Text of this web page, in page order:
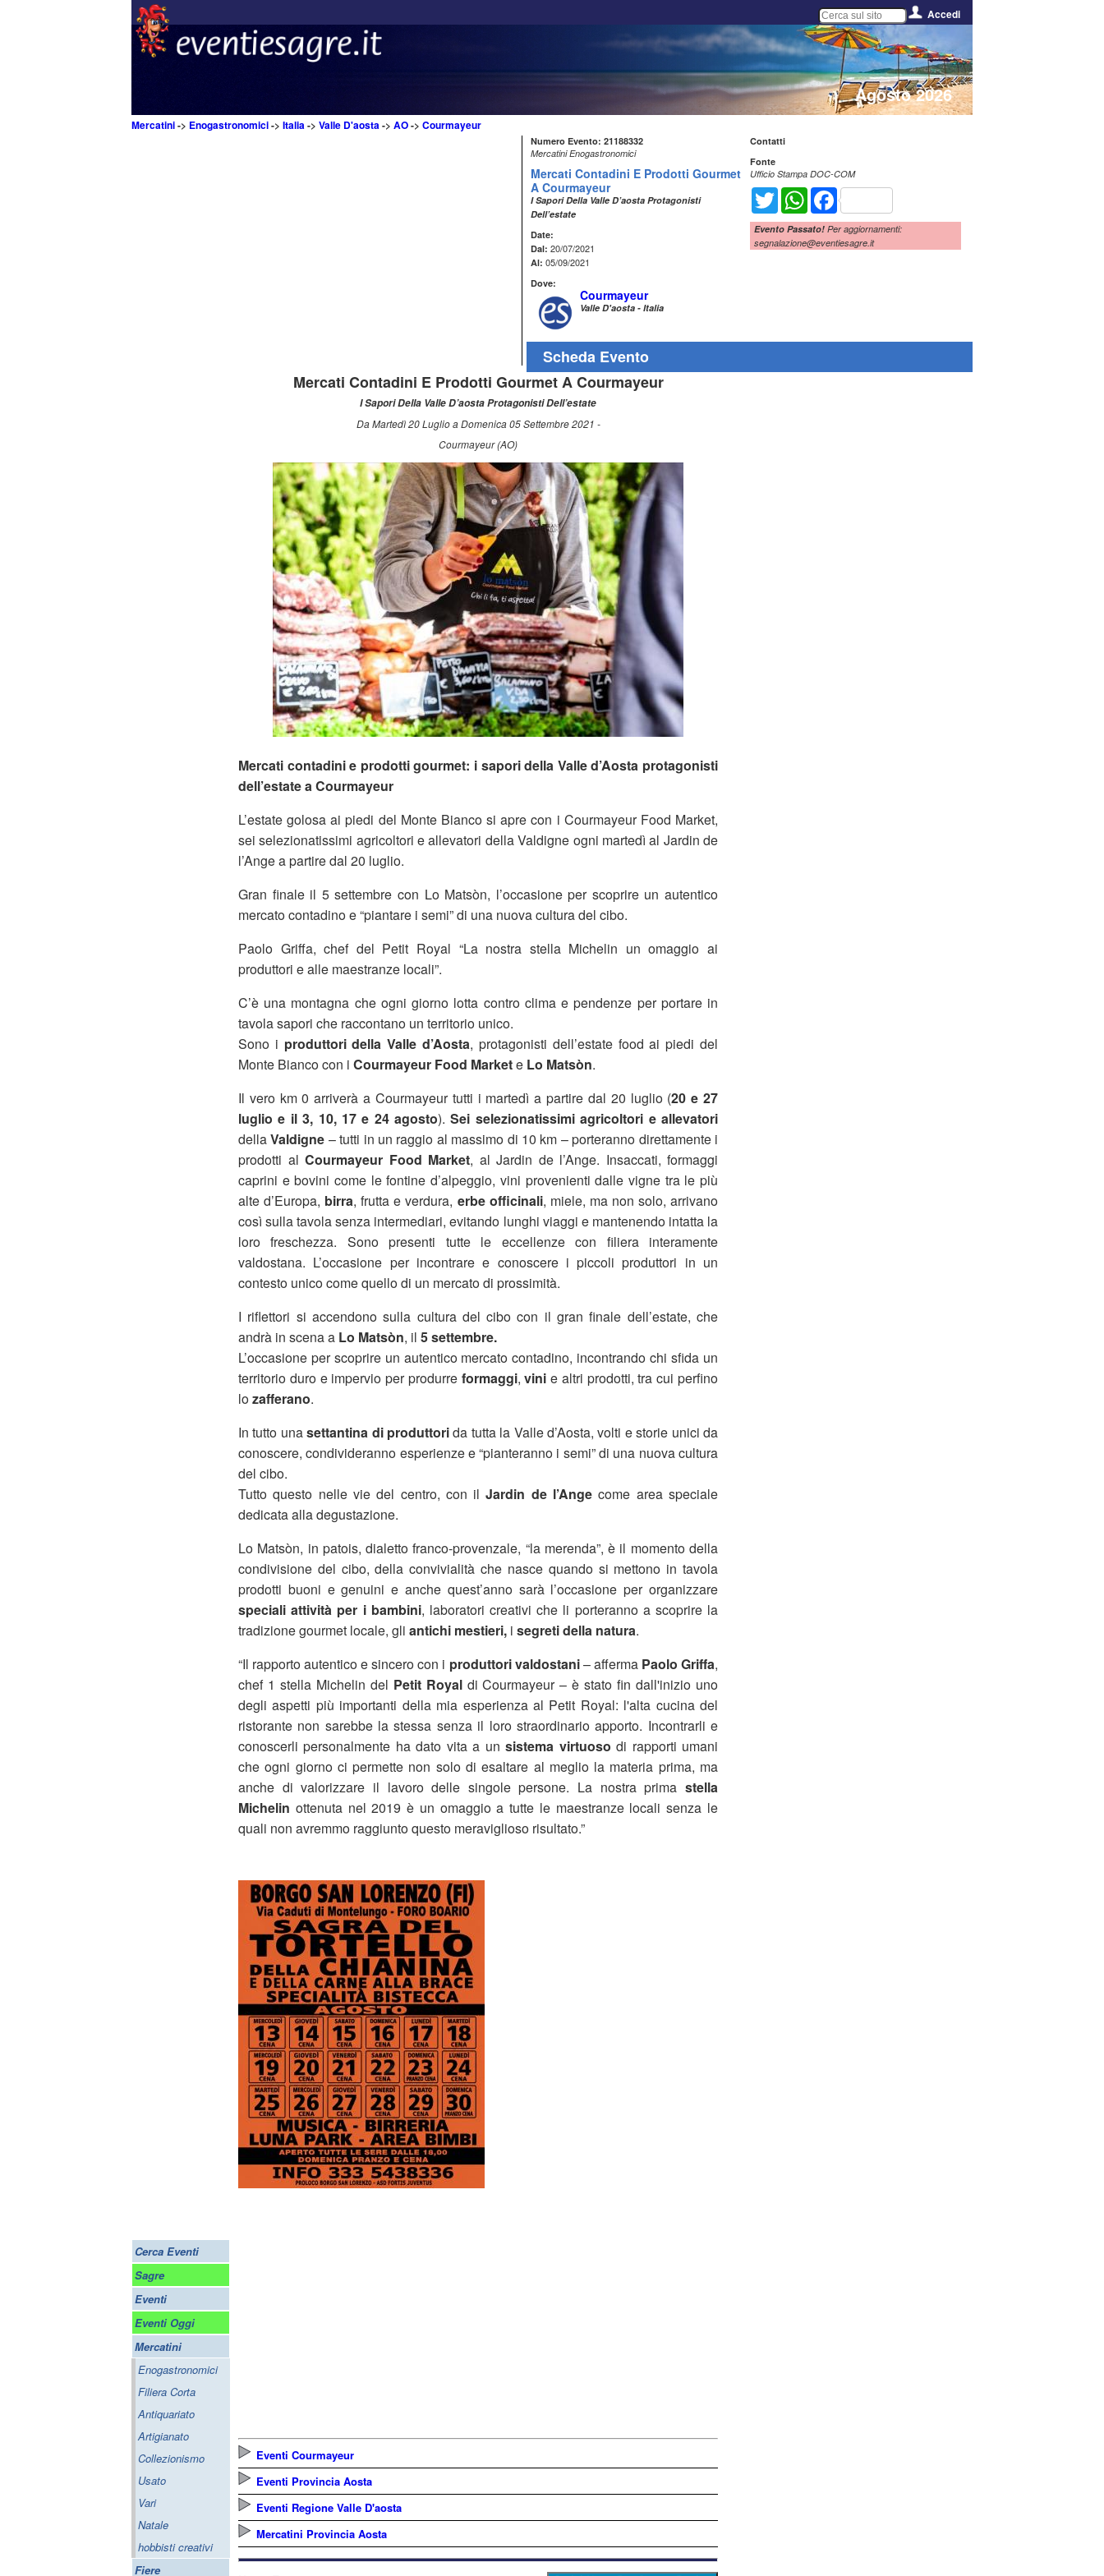
Accedi
Agosto 2026
Mercatini-> Enogastronomici-> Italia-> Valle D'aosta-> AO-> Courmayeur
Cerca Eventi
Sagre
Eventi
Eventi Oggi
Mercatini
Enogastronomici
Filiera Corta
Antiquariato
Artigianato
Collezionismo
Usato
Vari
Natale
hobbisti creativi
Fiere
Numero Evento: 21188332
Mercatini Enogastronomici
Mercati Contadini E Prodotti Gourmet
A Courmayeur
I Sapori Della Valle D’aosta Protagonisti
Dell’estate
Date:
Dal: 20/07/2021
Al: 05/09/2021
Dove:
Courmayeur
Valle D'aosta - Italia
Contatti
Fonte
Ufficio Stampa DOC-COM
Twitter WhatsAppFacebook
Evento Passato! Per aggiornamenti:
segnalazione@eventiesagre.it
Scheda Evento
Mercati Contadini E Prodotti Gourmet A Courmayeur
I Sapori Della Valle D’aosta Protagonisti Dell’estate
Da Martedì 20 Luglio a Domenica 05 Settembre 2021 -
Courmayeur (AO)
Mercati contadini e prodotti gourmet: i sapori della Valle d’Aosta protagonisti
dell’estate a Courmayeur
L’estate golosa ai piedi del Monte Bianco si apre con i Courmayeur Food Market,
sei selezionatissimi agricoltori e allevatori della Valdigne ogni martedì al Jardin de
l’Ange a partire dal 20 luglio.
Gran finale il 5 settembre con Lo Matsòn, l’occasione per scoprire un autentico
mercato contadino e “piantare i semi” di una nuova cultura del cibo.
Paolo Griffa, chef del Petit Royal “La nostra stella Michelin un omaggio ai
produttori e alle maestranze locali”.
C’è una montagna che ogni giorno lotta contro clima e pendenze per portare in
tavola sapori che raccontano un territorio unico.
Sono i produttori della Valle d’Aosta, protagonisti dell’estate food ai piedi del
Monte Bianco con i Courmayeur Food Markete Lo Matsòn.
Il vero km 0 arriverà a Courmayeur tutti i martedì a partire dal 20 luglio (20 e 27
luglio e il 3, 10, 17 e 24 agosto).Sei selezionatissimi agricoltori e allevatori
dellaValdigne – tutti in un raggio al massimo di 10 km – porteranno direttamente i
prodotti al Courmayeur Food Market, al Jardin de l’Ange. Insaccati, formaggi
caprini e bovini come le fontine d’alpeggio, vini provenienti dalle vigne tra le più
alte d’Europa, birra, frutta e verdura, erbe officinali, miele, ma non solo, arrivano
così sulla tavola senza intermediari, evitando lunghi viaggi e mantenendo intatta la
loro freschezza. Sono presenti tutte le eccellenze con filiera interamente
valdostana. L’occasione per incontrare e conoscere i piccoli produttori in un
contesto unico come quello di un mercato di prossimità.
I riflettori si accendono sulla cultura del cibo con il gran finale dell’estate, che
andrà in scena a Lo Matsòn, il 5 settembre.
L’occasione per scoprire un autentico mercato contadino, incontrando chi sfida un
territorio duro e impervio per produrre formaggi,vini e altri prodotti, tra cui perfino
lozafferano.
In tutto unasettantina di produttorida tutta la Valle d’Aosta, volti e storie unici da
conoscere, condivideranno esperienze e “pianteranno i semi” di una nuova cultura
del cibo.
Tutto questo nelle vie del centro, con ilJardin de l’Ange come area speciale
dedicata alla degustazione.
Lo Matsòn, in patois, dialetto franco-provenzale, “la merenda”, è il momento della
condivisione del cibo, della convivialità che nasce quando si mettono in tavola
prodotti buoni e genuini e anche quest’anno sarà l’occasione per organizzare
speciali attività per i bambini, laboratori creativi che li porteranno a scoprire la
tradizione gourmet locale, gli antichi mestieri, i segreti della natura.
“Il rapporto autentico e sincero con i produttori valdostani– afferma Paolo Griffa,
chef 1 stella Michelin del Petit Royaldi Courmayeur – è stato fin dall'inizio uno
degli aspetti più importanti della mia esperienza al Petit Royal: l'alta cucina del
ristorante non sarebbe la stessa senza il loro straordinario apporto. Incontrarli e
conoscerli personalmente ha dato vita a unsistema virtuoso di rapporti umani
che ogni giorno ci permette non solo di esaltare al meglio la materia prima, ma
anche di valorizzare il lavoro delle singole persone. La nostra prima stella
Michelin ottenuta nel 2019 è un omaggio a tutte le maestranze locali senza le
quali non avremmo raggiunto questo meraviglioso risultato.”
Eventi Courmayeur
Eventi Provincia Aosta
Eventi Regione Valle D'aosta
Mercatini Provincia Aosta